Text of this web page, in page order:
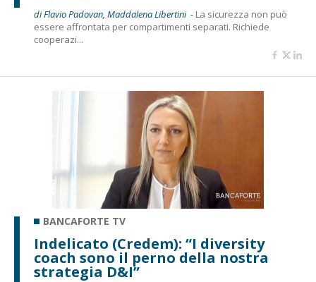
di Flavio Padovan, Maddalena Libertini - La sicurezza non può
essere affrontata per compartimenti separati. Richiede
cooperazi...
BANCAFORTE TV
Indelicato (Credem): “I diversity
coach sono il perno della nostra
strategia D&I”